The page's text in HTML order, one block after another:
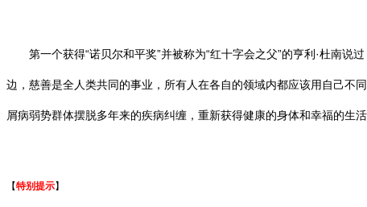
第一个获得“诺贝尔和平奖”并被称为“红十字会之父”的亨利·杜南说
边，慈善是全人类共同的事业，所有人在各自的领域内都应该用自己不
屑病弱势群体摆脱多年来的疾病纠缠，重新获得健康的身体和幸福的生活
【特别提示】